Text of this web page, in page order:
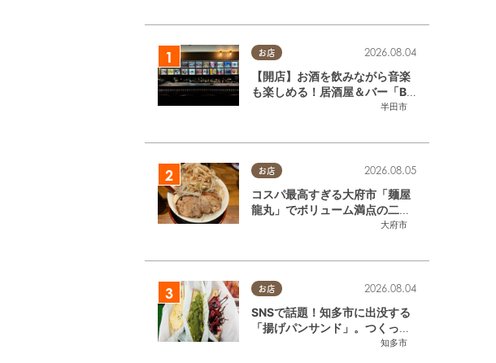
お店
半田市
2026.08.04
【開店】お酒を飲みながら音楽
も楽しめる！居酒屋＆バー「BL
OOMY（ブルーミー）」が7/3
お店
大府市
2026.08.05
コスパ最高すぎる大府市「麺屋
龍丸」でボリューム満点の二郎
系ラーメンを堪能してきた
お店
知多市
2026.08.04
SNSで話題！知多市に出没する
「揚げパンサンド」。つくって
いるのはお祭りお兄さん!?【ち